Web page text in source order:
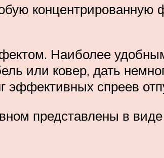
концентрированную
Наиболее
или ковер, дать
эффективных спреев
представлены в